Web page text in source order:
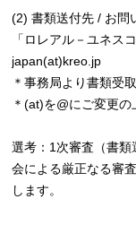
(2) 書類送付先 / お問
「ロレアル－ユネス
japan(at)kreo.jp
＊事務局より書類受
＊(at)を@にご変更
選考：1次審査（書類
会による厳正なる審
します。